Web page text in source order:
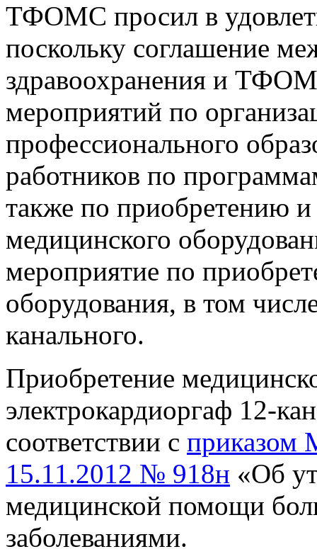
ТФОМС просил в
поскольку соглашение
здравоохранения и
мероприятий по
профессионального
работников по
также по приобретению
медицинского
мероприятие по
оборудования, в том
канального.
Приобретение
электрокардиоргаф 12-
соответствии с приказом
15.11.2012 № 918н «Об
медицинской помощи
заболеваниями.